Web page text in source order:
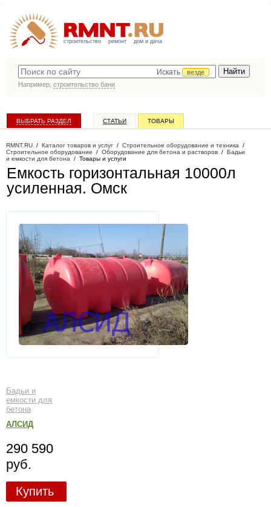
строительство ремонт дом и дача
Искать
везде
Например, строительство бани
ВЫБРАТЬ РАЗДЕЛ СТАТЬИ ТОВАРЫ
RMNT.RU / Каталог товаров и услуг / Строительное оборудование и техника /
Строительное оборудование / Оборудование для бетона и растворов / Бадьи
и емкости для бетона / Товары и услуги
Емкость горизонтальная 10000л
усиленная. Омск
Бадьи и
емкости для
бетона
АЛСИД
290 590
руб.
Купить